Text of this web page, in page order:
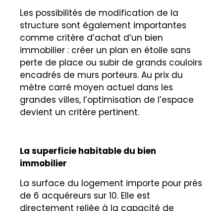
Les possibilités de modification de la
structure sont également importantes
comme critère d’achat d’un bien
immobilier : créer un plan en étoile sans
perte de place ou subir de grands couloirs
encadrés de murs porteurs. Au prix du
mètre carré moyen actuel dans les
grandes villes, l’optimisation de l’espace
devient un critère pertinent.
La superficie habitable du bien
immobilier
La surface du logement importe pour près
de 6 acquéreurs sur 10. Elle est
directement reliée à la capacité de